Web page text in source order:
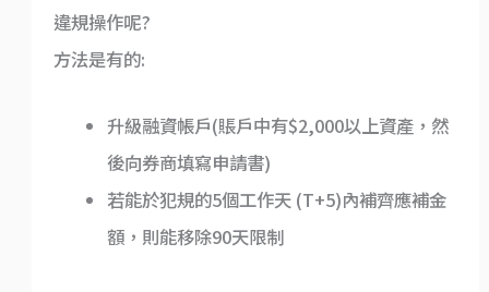
違規操作呢?
方法是有的:
升級融資帳戶(賬戶中有$2,000以上資產，然
後向券商填寫申請書)
若能於犯規的5個工作天 (T+5)內補齊應補金
額，則能移除90天限制